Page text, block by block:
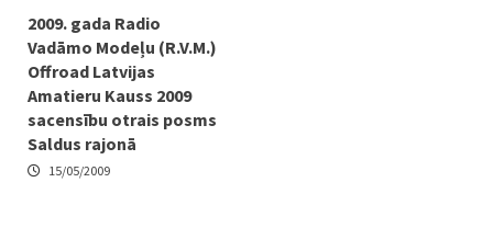
2009. gada Radio
Vadāmo Modeļu (R.V.M.)
Offroad Latvijas
Amatieru Kauss 2009
sacensību otrais posms
Saldus rajonā
15/05/2009